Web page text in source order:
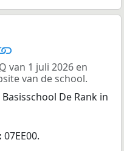
van 1 juli 2026 en
van de school.
De Rank in
07EE00.